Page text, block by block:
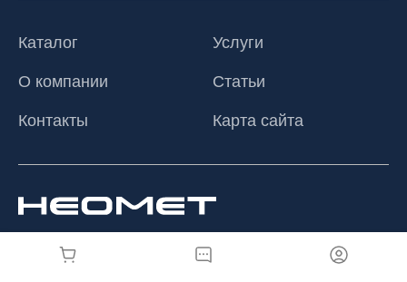
Каталог
Услуги
О компании
Статьи
Контакты
Карта сайта
© 2026 ООО «Неомет», Все права защищены